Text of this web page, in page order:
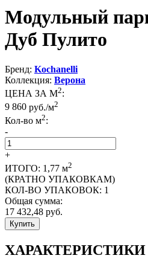
Модульный
Дуб Пулито
Бренд: Kochanelli
Коллекция: Верона
ЦЕНА ЗА М2:
9 860 руб./м2
Кол-во м2:
-
+
ИТОГО: 1,77 м2
(КРАТНО УПАКОВКАМ)
КОЛ-ВО УПАКОВОК: 1
Общая сумма:
17 432,48 руб.
Купить
ХАРАКТЕРИСТИКИ